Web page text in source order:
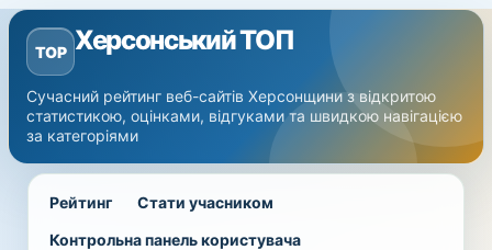
TOP Херсонський ТОП
Сучасний рейтинг веб-сайтів Херсонщини з відкритою
статистикою, оцінками, відгуками та швидкою навігацією
за категоріями
Рейтинг
Стати учасником
Контрольна панель користувача